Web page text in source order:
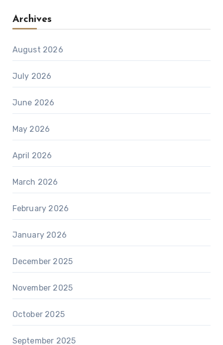
Archives
August 2026
July 2026
June 2026
May 2026
April 2026
March 2026
February 2026
January 2026
December 2025
November 2025
October 2025
September 2025